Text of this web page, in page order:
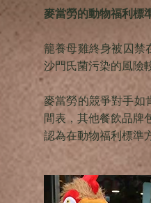
麥當勞的動物福利標
籠養母雞終身被囚禁
沙門氏菌污染的風險
麥當勞的競爭對手如
間表，其他餐飲品牌
認為在動物福利標準